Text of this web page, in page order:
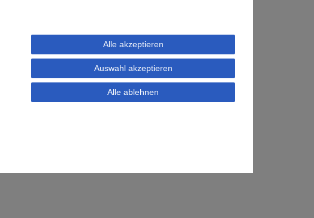
Alle akzeptieren
Auswahl akzeptieren
Alle ablehnen